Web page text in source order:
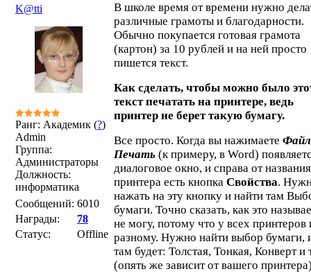
K@tti
Ранг: Академик (?)
Admin
Группа:
Администраторы
Должность:
информатика
Сообщений: 6010
Награды:
78
Статус:
Offline
В школе время от времени нужно
различные грамоты и благодарности.
Обычно покупается готовая грамота
(картон) за 10 рублей и на ней просто
пишется текст.
Как сделать, чтобы можно было
текст печатать на принтере, ведь
принтер не берет такую бумагу.
Все просто. Когда вы нажимаете
Печать (к примеру, в Word)
диалоговое окно, и справа от названия
принтера есть кнопка Свойства.
нажать на эту кнопку и найти там
бумаги. Точно сказать, как это
не могу, потому что у всех принтеров
разному. Нужно найти выбор бумаги,
там будет: Толстая, Тонкая, Конверт и
(опять же зависит от вашего